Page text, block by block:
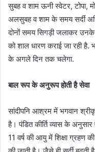
सुबह व शाम ऊनी स्वेटर, टोपा,
अलसुबह व शाम के समय सर्दी
दोनों समय सिगड़ी जलाकर उनके
को शाल धारण कराई जा रही है.
के अगले दिन तक चलेगा.
बाल रूप के अनुरूप होती है सेवा
सांदीपनि आश्रम में भगवान
है। पंडित कीर्ति व्यास के अनुसार
11 वर्ष की आयु में शिक्षा